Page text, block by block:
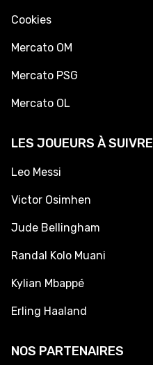
Cookies
Mercato OM
Mercato PSG
Mercato OL
LES JOUEURS À SUIVRE
Leo Messi
Victor Osimhen
Jude Bellingham
Randal Kolo Muani
Kylian Mbappé
Erling Haaland
NOS PARTENAIRES